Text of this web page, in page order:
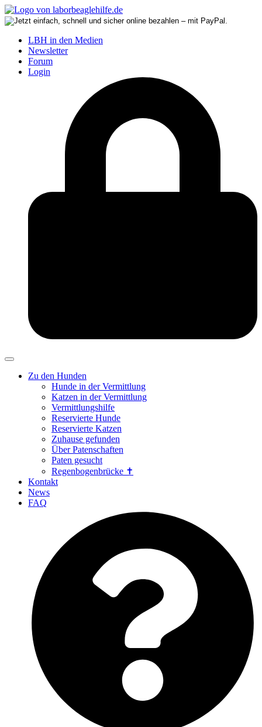
LBH in den Medien
Newsletter
Forum
Login
Zu den Hunden
Hunde in der Vermittlung
Katzen in der Vermittlung
Vermittlungshilfe
Reservierte Hunde
Reservierte Katzen
Zuhause gefunden
Über Patenschaften
Paten gesucht
Regenbogenbrücke ✝
Kontakt
News
FAQ